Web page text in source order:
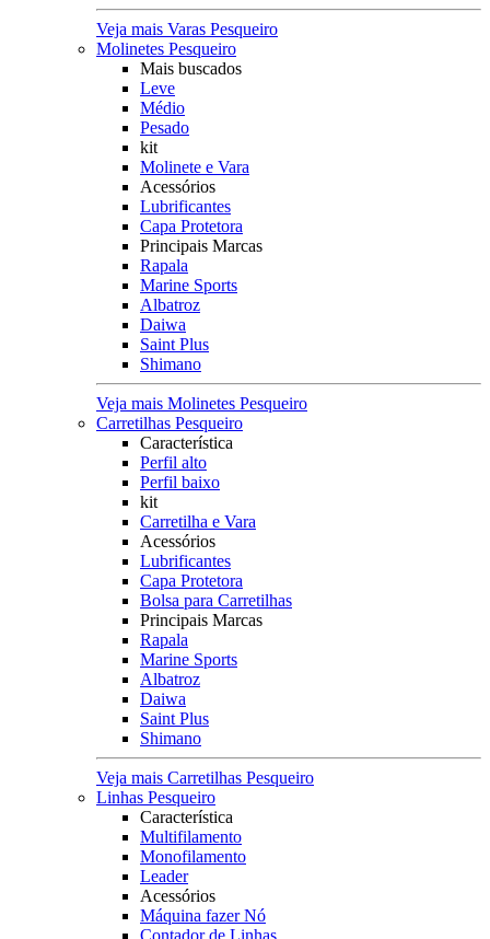
Veja mais Varas Pesqueiro
Molinetes Pesqueiro
Mais buscados
Leve
Médio
Pesado
kit
Molinete e Vara
Acessórios
Lubrificantes
Capa Protetora
Principais Marcas
Rapala
Marine Sports
Albatroz
Daiwa
Saint Plus
Shimano
Veja mais Molinetes Pesqueiro
Carretilhas Pesqueiro
Característica
Perfil alto
Perfil baixo
kit
Carretilha e Vara
Acessórios
Lubrificantes
Capa Protetora
Bolsa para Carretilhas
Principais Marcas
Rapala
Marine Sports
Albatroz
Daiwa
Saint Plus
Shimano
Veja mais Carretilhas Pesqueiro
Linhas Pesqueiro
Característica
Multifilamento
Monofilamento
Leader
Acessórios
Máquina fazer Nó
Contador de Linhas